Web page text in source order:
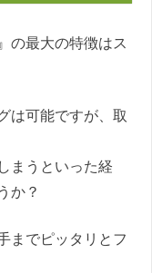
の最大の特徴はス
は可能ですが、取
まうといった経
か？
までピッタリとフ